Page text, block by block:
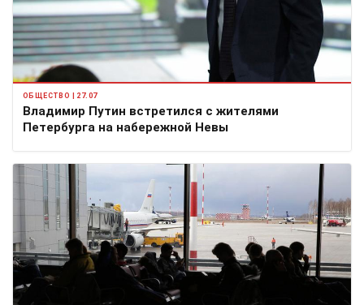
ОБЩЕСТВО | 27.07
Владимир Путин встретился с жителями
Петербурга на набережной Невы